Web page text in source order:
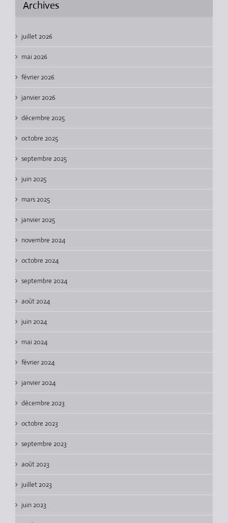
Archives
juillet 2026
mai 2026
février 2026
janvier 2026
décembre 2025
octobre 2025
septembre 2025
juin 2025
mars 2025
janvier 2025
novembre 2024
octobre 2024
septembre 2024
août 2024
juin 2024
mai 2024
février 2024
janvier 2024
décembre 2023
octobre 2023
septembre 2023
août 2023
juillet 2023
juin 2023